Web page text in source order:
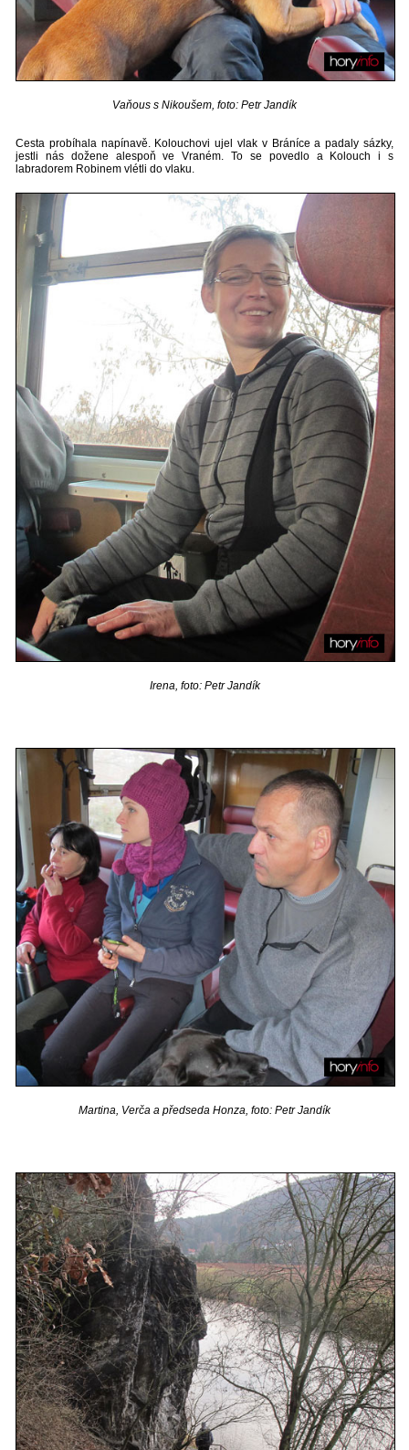
Vaňous s Nikoušem, foto: Petr Jandík
Cesta probíhala napínavě. Kolouchovi ujel vlak v Bráníce a padaly sázky,
jestli nás dožene alespoň ve Vraném. To se povedlo a Kolouch i s
labradorem Robinem vlétli do vlaku.
Irena, foto: Petr Jandík
Martina, Verča a předseda Honza, foto: Petr Jandík